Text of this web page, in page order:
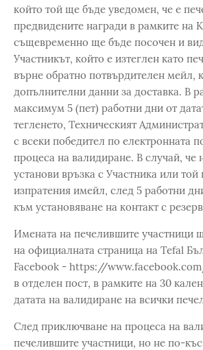
който той ще бъде уведомен, че е
предвидените награди в рамките на
същевременно ще бъде посочен и
Участникът, който е изтеглен като
върне обратно потвърдителен мейл,
допълнителни данни за доставка. В
максимум 5 (пет) работни дни от
тегленето, Техническият
с всеки победител по електронната
процеса на валидиране. В случай, че
установи връзка с Участника или той
изпратения имейл, след 5 работни
към установяване на контакт с
Имената на печелившите участници
на официалната страница на Tefal
Facebook - https://
в отделен пост, в рамките на 30
датата на валидиране на всички
След приключване на процеса на
печелившите участници, но не по-